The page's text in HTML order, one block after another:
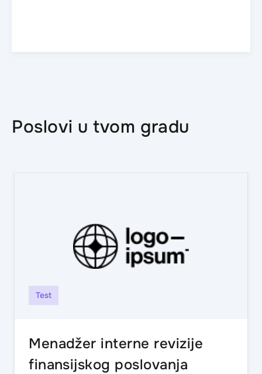
Poslovi u tvom gradu
Test
Menadžer interne revizije
finansijskog poslovanja